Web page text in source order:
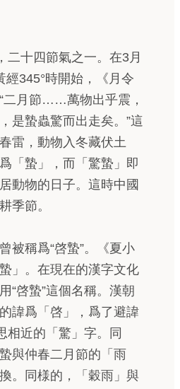
二十四節氣之一。在3月
經345°時開始，《月令
二月節……萬物出乎震，
是蟄蟲驚而出走矣。”這
雷，動物入冬藏伏土
「蟄」，而「驚蟄」即
動物的日子。這時中國
季節。
被稱爲“啓蟄”。《夏小
」。在現在的漢字文化
“啓蟄”這個名稱。漢朝
諱爲「啓」，爲了避諱
相近的「驚」字。同
與仲春二月節的「雨
。同様的，「穀雨」與